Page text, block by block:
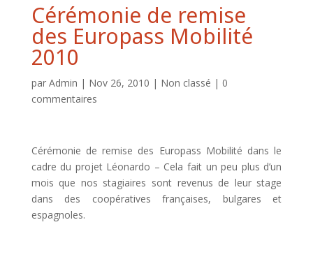
Cérémonie de remise
des Europass Mobilité
2010
par Admin | Nov 26, 2010 | Non classé | 0
commentaires
Cérémonie de remise des Europass Mobilité dans le
cadre du projet Léonardo – Cela fait un peu plus d’un
mois que nos stagiaires sont revenus de leur stage
dans des coopératives françaises, bulgares et
espagnoles.